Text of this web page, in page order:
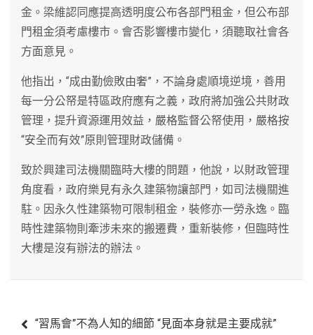
金。梁維認同應提高透明度公布各部門租金，但公布部
門租金須考慮樓市。會否影響樓市變化，須聽取社會各
方面意見。
他指出，“成由勤儉敗由奢”，不論身處順境逆境，善用
每一分公帑是特區政府應有之義，政府將加強公共財政
管理，提升資源運用效益，嚴格監督公帑使用，嚴格按
“安全而有效”原則管理財政儲備。
致於興建司法機關臨時大樓的問題，他說，以財政管理
角度看，政府樂見有永久建築物讓部門，如司法機關進
駐。因永久性建築物可限制租金，裝修亦一勞永逸。臨
時性建築物則牽涉未來的搬遷費，重新裝修，但臨時性
大樓是沒有辦法的辦法。
“習馬會”不為人知的細節 “見面本身就是主要成就”